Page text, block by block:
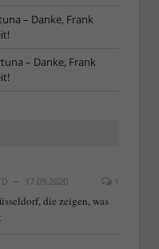
– Danke, Frank
– Danke, Frank
17.09.2020 1
die zeigen, was